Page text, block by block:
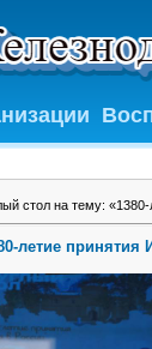
стол на тему:
летие принятия